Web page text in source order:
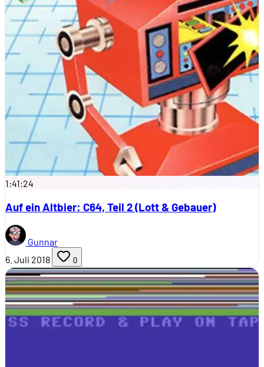
1:41:24
Auf ein Altbier: C64, Teil 2 (Lott & Gebauer)
Gunnar
6. Juli 2018
0